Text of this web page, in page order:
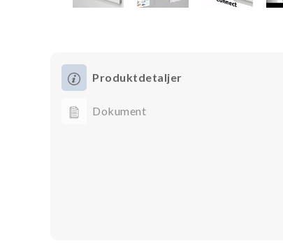
Produktdetaljer
Dokument